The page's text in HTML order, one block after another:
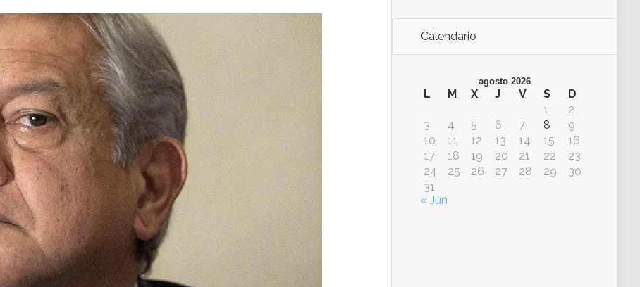
Calendario
agosto 2026
L M X J V S
D
1
2
3
4 5 6 7 8
9
10
11 12 13 14 15
16
17
18 19 20 21 22
23
24
25 26 27 28 29
30
31
« Jun